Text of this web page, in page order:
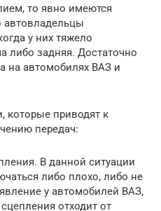
то явно имеются
автовладельцы
у них тяжело
либо задняя. Достаточно
на автомобилях ВАЗ и
которые приводят к
передач:
В данной ситуации
либо плохо, либо не
у автомобилей ВАЗ,
отходит от